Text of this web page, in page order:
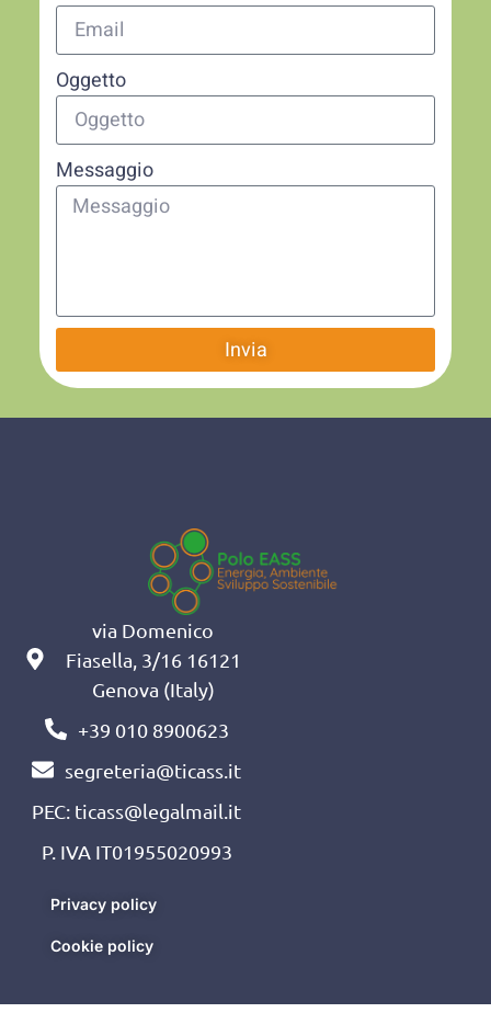
Oggetto
Messaggio
Invia
via Domenico
Fiasella, 3/16 16121
Genova (Italy)
+39 010 8900623
segreteria@ticass.it
PEC: ticass@legalmail.it
P. IVA IT01955020993
Privacy policy
Cookie policy